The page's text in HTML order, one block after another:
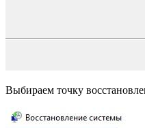
Выбираем точку